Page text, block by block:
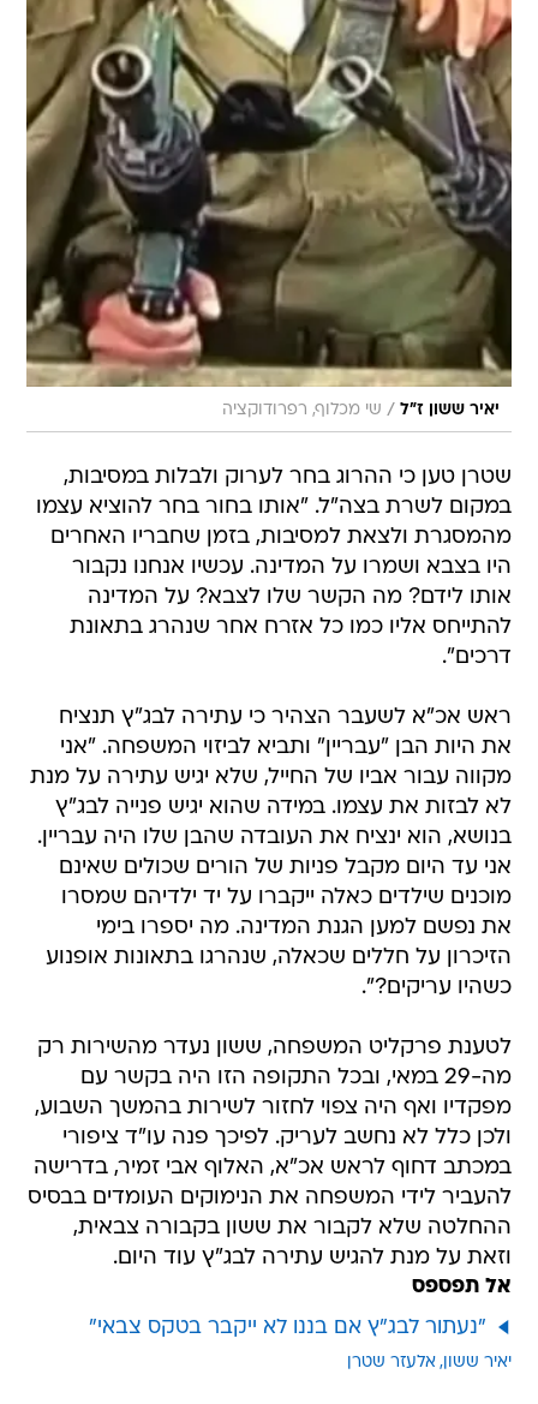
יאיר ששון ז"ל / שי מכלוף, רפרודוקציה
שטרן טען כי ההרוג בחר לערוק ולבלות במסיבות,
במקום לשרת בצה"ל. "אותו בחור בחר להוציא עצמו
מהמסגרת ולצאת למסיבות, בזמן שחבריו האחרים
היו בצבא ושמרו על המדינה. עכשיו אנחנו נקבור
אותו לידם? מה הקשר שלו לצבא? על המדינה
להתייחס אליו כמו כל אזרח אחר שנהרג בתאונת
דרכים".
ראש אכ"א לשעבר הצהיר כי עתירה לבג"ץ תנציח
את היות הבן "עבריין" ותביא לביזוי המשפחה. "אני
מקווה עבור אביו של החייל, שלא יגיש עתירה על מנת
לא לבזות את עצמו. במידה שהוא יגיש פנייה לבג"ץ
בנושא, הוא ינציח את העובדה שהבן שלו היה עבריין.
אני עד היום מקבל פניות של הורים שכולים שאינם
מוכנים שילדים כאלה ייקברו על יד ילדיהם שמסרו
את נפשם למען הגנת המדינה. מה יספרו בימי
הזיכרון על חללים שכאלה, שנהרגו בתאונות אופנוע
כשהיו עריקים?".
לטענת פרקליט המשפחה, ששון נעדר מהשירות רק
מה-29 במאי, ובכל התקופה הזו היה בקשר עם
מפקדיו ואף היה צפוי לחזור לשירות בהמשך השבוע,
ולכן כלל לא נחשב לעריק. לפיכך פנה עו"ד ציפורי
במכתב דחוף לראש אכ"א, האלוף אבי זמיר, בדרישה
להעביר לידי המשפחה את הנימוקים העומדים בבסיס
ההחלטה שלא לקבור את ששון בקבורה צבאית,
וזאת על מנת להגיש עתירה לבג"ץ עוד היום.
אל תפספס
"נעתור לבג"ץ אם בננו לא ייקבר בטקס צבאי"
יאיר ששון אלעזר שטרן